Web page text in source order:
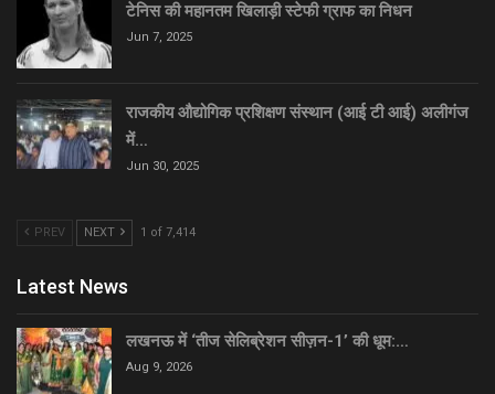
टेनिस की महानतम खिलाड़ी स्टेफी ग्राफ का निधन
Jun 7, 2025
राजकीय औद्योगिक प्रशिक्षण संस्थान (आई टी आई) अलीगंज
में…
Jun 30, 2025
PREV NEXT 1 of 7,414
Latest News
लखनऊ में ‘तीज सेलिब्रेशन सीज़न-1’ की धूम:…
Aug 9, 2026